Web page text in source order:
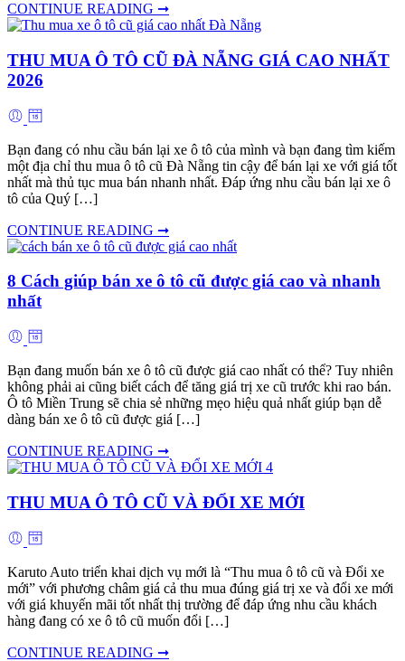
CONTINUE READING ➞
THU MUA Ô TÔ CŨ ĐÀ NẴNG GIÁ CAO NHẤT
2026
Bạn đang có nhu cầu bán lại xe ô tô của mình và bạn đang tìm kiếm
một địa chỉ thu mua ô tô cũ Đà Nẵng tin cậy để bán lại xe với giá tốt
nhất mà thủ tục mua bán nhanh nhất. Đáp ứng nhu cầu bán lại xe ô
tô của Quý […]
CONTINUE READING ➞
8 Cách giúp bán xe ô tô cũ được giá cao và nhanh
nhất
Bạn đang muốn bán xe ô tô cũ được giá cao nhất có thể? Tuy nhiên
không phải ai cũng biết cách để tăng giá trị xe cũ trước khi rao bán.
Ô tô Miền Trung sẽ chia sẻ những mẹo hiệu quả nhất giúp bạn dễ
dàng bán xe ô tô cũ được giá […]
CONTINUE READING ➞
THU MUA Ô TÔ CŨ VÀ ĐỔI XE MỚI
Karuto Auto triển khai dịch vụ mới là “Thu mua ô tô cũ và Đổi xe
mới” với phương châm giá cả thu mua đúng giá trị xe và đổi xe mới
với giá khuyến mãi tốt nhất thị trường để đáp ứng nhu cầu khách
hàng đang có xe ô tô cũ muốn đổi […]
CONTINUE READING ➞